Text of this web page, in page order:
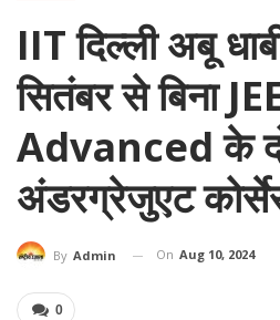
IIT दिल्ली अबू
सितंबर से बिना
Advanced के
अंडरग्रेजुएट
By Admin On Aug 10, 2024
0